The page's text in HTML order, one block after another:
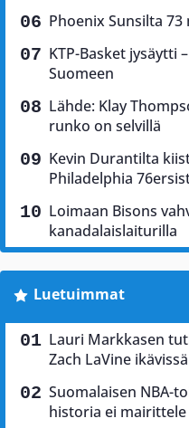
Phoenix Sunsilta
KTP-Basket jysäytti
Suomeen
Lähde: Klay
runko on selvillä
Kevin Durantilta
Philadelphia
Loimaan Bisons
kanadalaislaiturilla
Luetuimmat
Lauri Markkasen
Zach LaVine
Suomalaisen NBA-
historia ei mairittele